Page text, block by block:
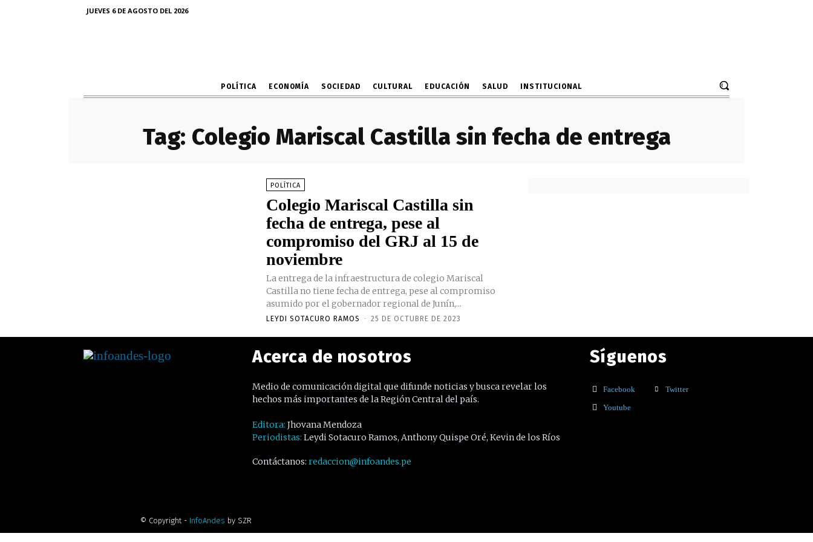
JUEVES 6 DE AGOSTO DEL 2026
POLÍTICA ECONOMÍA SOCIEDAD CULTURAL EDUCACIÓN SALUD INSTITUCIONAL
Tag: Colegio Mariscal Castilla sin fecha de entrega
POLÍTICA
Colegio Mariscal Castilla sin
fecha de entrega, pese al
compromiso del GRJ al 15 de
noviembre
La entrega de la infraestructura de colegio Mariscal
Castilla no tiene fecha de entrega, pese al compromiso
asumido por el gobernador regional de Junín,...
LEYDI SOTACURO RAMOS - 25 DE OCTUBRE DE 2023
Acerca de nosotros
Medio de comunicación digital que difunde noticias y busca revelar los
hechos más importantes de la Región Central del país.
Editora: Jhovana Mendoza
Periodistas: Leydi Sotacuro Ramos, Anthony Quispe Oré, Kevin de los Ríos
Contáctanos: redaccion@infoandes.pe
Síguenos
Facebook
Twitter
Youtube
© Copyright - InfoAndes by SZR